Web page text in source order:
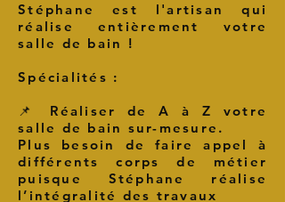
Stéphane est l'artisan qui
réalise entièrement votre
salle de bain !
Spécialités :
📌 Réaliser de A à Z votre
salle de bain sur-mesure.
Plus besoin de faire appel à
différents corps de métier
puisque Stéphane réalise
l’intégralité des travaux